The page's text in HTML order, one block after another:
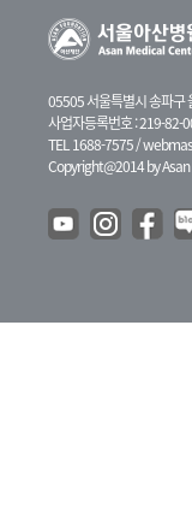
05505 서울특별시 송파구
사업자등록번호 : 219-82-
TEL 1688-7575 /
Copyright@2014 by